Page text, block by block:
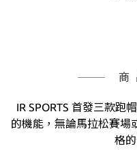
商
IR SPORTS 首發三款跑
的機能，無論馬拉松賽場
格